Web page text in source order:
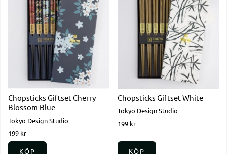
Chopsticks Giftset Cherry
Blossom Blue
Tokyo Design Studio
199 kr
KÖP
Chopsticks Giftset White
Tokyo Design Studio
199 kr
KÖP